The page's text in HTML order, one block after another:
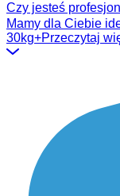
Czy jesteś
Mamy dla Ciebie
30kg+Przeczytaj